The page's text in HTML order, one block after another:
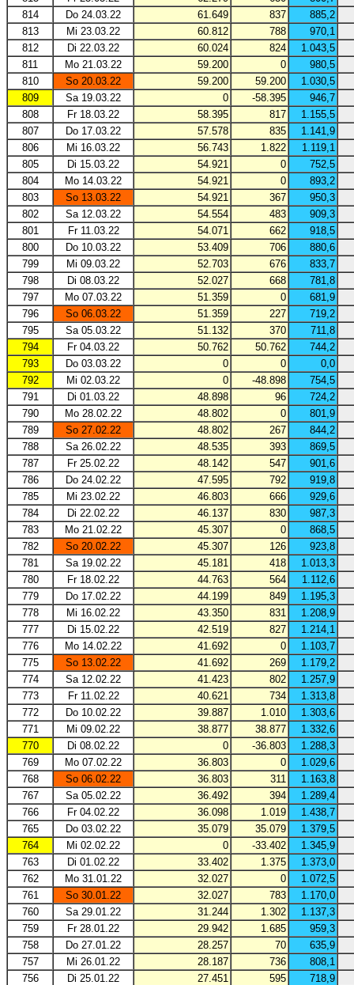
814
Do 24.03.22 61.649 837
885,2
813
Mi 23.03.22 60.812 788
970,1
812
Di 22.03.22 60.024 824
1.043,5
811
Mo 21.03.22 59.200 0
980,5
810
So 20.03.22 59.200 59.200
1.030,5
809
Sa 19.03.22 0 -58.395
946,7
808
Fr 18.03.22 58.395 817
1.155,5
807
Do 17.03.22 57.578 835
1.141,9
806
Mi 16.03.22 56.743 1.822
1.119,1
805
Di 15.03.22 54.921 0
752,5
804
Mo 14.03.22 54.921 0
893,2
803
So 13.03.22 54.921 367
950,3
802
Sa 12.03.22 54.554 483
909,3
801
Fr 11.03.22 54.071 662
918,5
800
Do 10.03.22 53.409 706
880,6
799
Mi 09.03.22 52.703 676
833,7
798
Di 08.03.22 52.027 668
781,8
797
Mo 07.03.22 51.359 0
681,9
796
So 06.03.22 51.359 227
719,2
795
Sa 05.03.22 51.132 370
711,8
794
Fr 04.03.22 50.762 50.762
744,2
793
Do 03.03.22 0 0
0,0
792
Mi 02.03.22 0 -48.898
754,5
791
Di 01.03.22 48.898 96
724,2
790
Mo 28.02.22 48.802 0
801,9
789
So 27.02.22 48.802 267
844,2
788
Sa 26.02.22 48.535 393
869,5
787
Fr 25.02.22 48.142 547
901,6
786
Do 24.02.22 47.595 792
919,8
785
Mi 23.02.22 46.803 666
929,6
784
Di 22.02.22 46.137 830
987,3
783
Mo 21.02.22 45.307 0
868,5
782
So 20.02.22 45.307 126
923,8
781
Sa 19.02.22 45.181 418
1.013,3
780
Fr 18.02.22 44.763 564
1.112,6
779
Do 17.02.22 44.199 849
1.195,3
778
Mi 16.02.22 43.350 831
1.208,9
777
Di 15.02.22 42.519 827
1.214,1
776
Mo 14.02.22 41.692 0
1.103,7
775
So 13.02.22 41.692 269
1.179,2
774
Sa 12.02.22 41.423 802
1.257,9
773
Fr 11.02.22 40.621 734
1.313,8
772
Do 10.02.22 39.887 1.010
1.303,6
771
Mi 09.02.22 38.877 38.877
1.332,6
770
Di 08.02.22 0 -36.803
1.288,3
769
Mo 07.02.22 36.803 0
1.029,6
768
So 06.02.22 36.803 311
1.163,8
767
Sa 05.02.22 36.492 394
1.289,4
766
Fr 04.02.22 36.098 1.019
1.438,7
765
Do 03.02.22 35.079 35.079
1.379,5
764
Mi 02.02.22 0 -33.402
1.345,9
763
Di 01.02.22 33.402 1.375
1.373,0
762
Mo 31.01.22 32.027 0
1.072,5
761
So 30.01.22 32.027 783
1.170,0
760
Sa 29.01.22 31.244 1.302
1.137,3
759
Fr 28.01.22 29.942 1.685
959,3
758
Do 27.01.22 28.257 70
635,9
757
Mi 26.01.22 28.187 736
808,1
756
Di 25.01.22 27.451 595
718,9